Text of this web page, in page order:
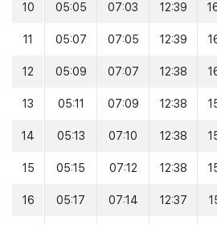
10 05:05 07:03 12:39
11 05:07 07:05 12:39
12 05:09 07:07 12:38
13 05:11 07:09 12:38
14 05:13 07:10 12:38
15 05:15 07:12 12:38
16 05:17 07:14 12:37